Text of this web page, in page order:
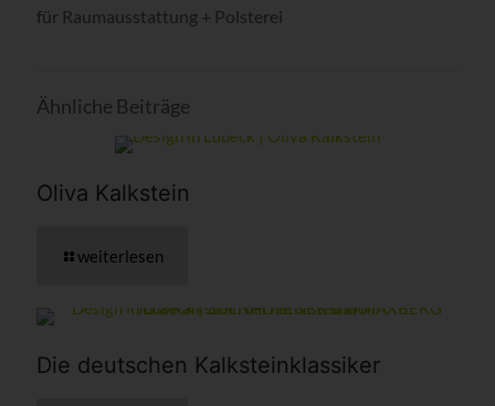
für Raumausstattung + Polsterei
Ähnliche Beiträge
Oliva Kalkstein
weiterlesen
Die deutschen Kalkstein­klassiker